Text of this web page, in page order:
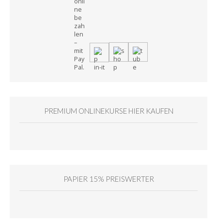
PREMIUM ONLINEKURSE HIER KAUFEN
PAPIER 15% PREISWERTER